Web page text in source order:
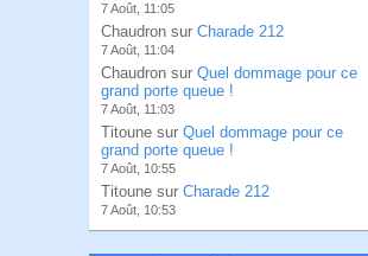
7 Août, 11:05
Chaudron sur Charade 212
7 Août, 11:04
Chaudron sur Quel dommage pour ce
grand porte queue !
7 Août, 11:03
Titoune sur Quel dommage pour ce
grand porte queue !
7 Août, 10:55
Titoune sur Charade 212
7 Août, 10:53